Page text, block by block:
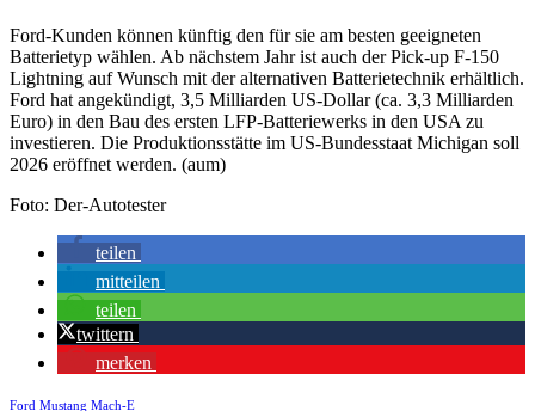
Ford-Kunden können künftig den für sie am besten geeigneten
Batterietyp wählen. Ab nächstem Jahr ist auch der Pick-up F-150
Lightning auf Wunsch mit der alternativen Batterietechnik erhältlich.
Ford hat angekündigt, 3,5 Milliarden US-Dollar (ca. 3,3 Milliarden
Euro) in den Bau des ersten LFP-Batteriewerks in den USA zu
investieren. Die Produktionsstätte im US-Bundesstaat Michigan soll
2026 eröffnet werden. (aum)
Foto: Der-Autotester
teilen
mitteilen
teilen
twittern
merken
Ford Mustang Mach-E